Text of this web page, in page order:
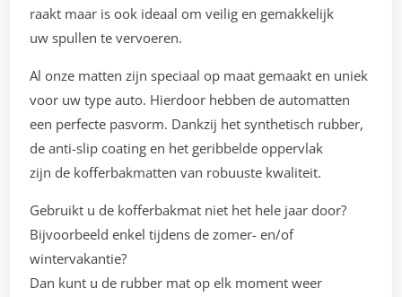
raakt maar is ook ideaal om veilig en gemakkelijk
uw spullen te vervoeren.
Al onze matten zijn speciaal op maat gemaakt en uniek
voor uw type auto. Hierdoor hebben de automatten
een perfecte pasvorm. Dankzij het synthetisch rubber,
de anti-slip coating en het geribbelde oppervlak
zijn de kofferbakmatten van robuuste kwaliteit.
Gebruikt u de kofferbakmat niet het hele jaar door?
Bijvoorbeeld enkel tijdens de zomer- en/of
wintervakantie?
Dan kunt u de rubber mat op elk moment weer